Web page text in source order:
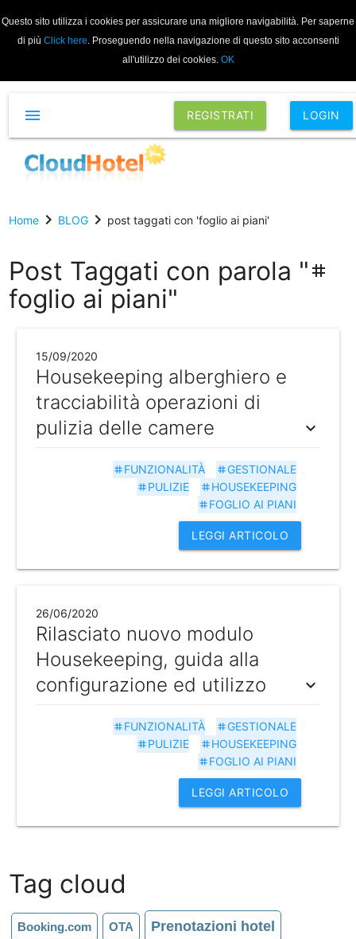
Questo sito utilizza i cookies per assicurare una migliore navigabilità. Per saperne
di più Click here. Proseguendo nella navigazione di questo sito acconsenti
all'utilizzo dei cookies. OK
REGISTRATI LOGIN
menu
Homechevron_right BLOGchevron_right post taggati con 'foglio ai piani'
Post Taggati con parola " tag
foglio ai piani"
15/09/2020
Housekeeping alberghiero e
tracciabilità operazioni di
pulizia delle camere
expand_more
tag GESTIONALE
tag FUNZIONALITÀ
tag HOUSEKEEPING
tag PULIZIE
tag FOGLIO AI PIANI
LEGGI ARTICOLO
26/06/2020
Rilasciato nuovo modulo
Housekeeping, guida alla
configurazione ed utilizzo
expand_more
tag GESTIONALE
tag FUNZIONALITÀ
tag HOUSEKEEPING
tag PULIZIE
tag FOGLIO AI PIANI
LEGGI ARTICOLO
Tag cloud
Booking.com OTA Prenotazioni hotel